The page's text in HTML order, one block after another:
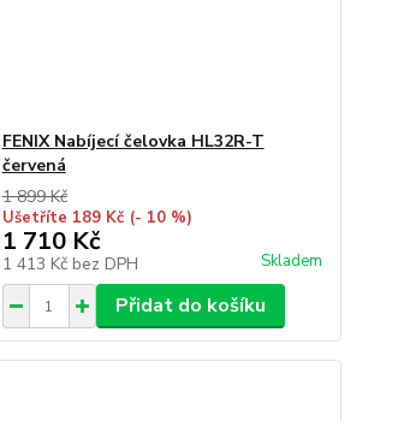
FENIX Nabíjecí čelovka HL32R-T
červená
1 899 Kč
Ušetříte 189 Kč (- 10 %)
1 710 Kč
1 413 Kč bez DPH Skladem
Přidat do košíku